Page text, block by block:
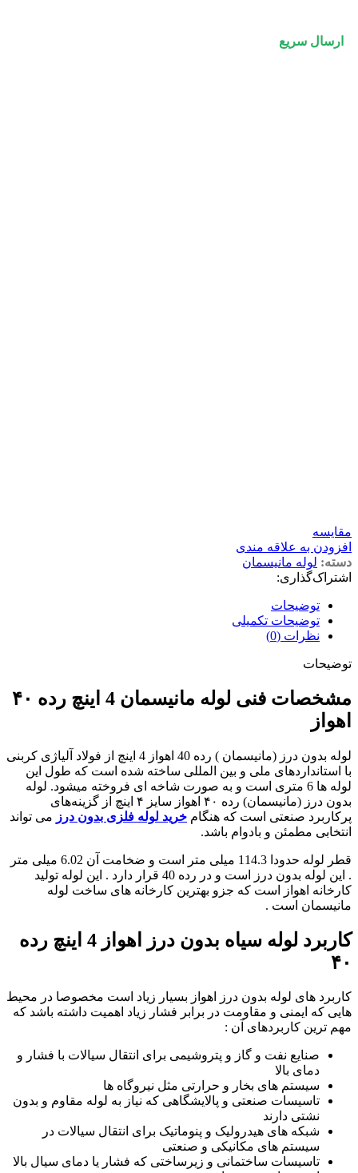
ارسال سریع
مقايسه
افزودن به علاقه مندی
دسته: لوله مانیسمان
اشتراک‌گذاری:
توضیحات
توضیحات تکمیلی
نظرات (0)
توضیحات
مشخصات فنی لوله مانیسمان 4 اینچ رده ۴۰
اهواز
لوله بدون درز (مانیسمان ) رده 40 اهواز 4 اینچ از فولاد آلیاژی کربنی
با استانداردهای ملی و بین المللی ساخته شده است که طول این
لوله ها 6 متری است و به صورت شاخه ای فروخته میشود. لوله
بدون درز (مانیسمان) رده ۴۰ اهواز سایز ۴ اینچ از گزینه‌های
پرکاربرد صنعتی است که هنگام خرید لوله فلزی بدون درز می‌ تواند
انتخابی مطمئن و بادوام باشد.
قطر لوله حدودا 114.3 میلی متر است و ضخامت آن 6.02 میلی متر
. این لوله بدون درز است و در رده 40 قرار دارد . این لوله تولید
کارخانه اهواز است که جزو بهترین کارخانه های ساخت لوله
مانیسمان است .
کاربرد لوله سیاه بدون درز اهواز 4 اینچ رده
۴۰
کاربرد های لوله بدون درز اهواز بسیار زیاد است مخصوصا در محیط
هایی که ایمنی و مقاومت در برابر فشار زیاد اهمیت داشته باشد که
مهم ترین کاربردهای آن :
صنایع نفت و گاز و پتروشیمی برای انتقال سیالات با فشار و
دمای بالا
سیستم های بخار و حرارتی مثل نیروگاه ها
تاسیسات صنعتی و پالایشگاهی که نیاز به لوله مقاوم و بدون
نشتی دارند
شبکه های هیدرولیک و پنوماتیک برای انتقال سیالات در
سیستم های مکانیکی و صنعتی
تاسیسات ساختمانی و زیرساختی که فشار یا دمای سیال بالا